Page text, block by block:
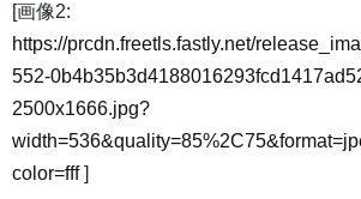
[画像2:
https://prcdn.freetls.fastly.net/
552-
2500x1666.jpg?
color=fff]